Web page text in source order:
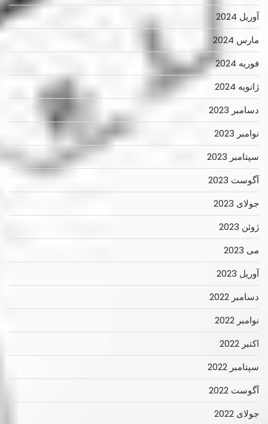
آوریل 2024
مارس 2024
فوریه 2024
ژانویه 2024
دسامبر 2023
نوامبر 2023
سپتامبر 2023
آگوست 2023
جولای 2023
ژوئن 2023
می 2023
آوریل 2023
دسامبر 2022
نوامبر 2022
اکتبر 2022
سپتامبر 2022
آگوست 2022
جولای 2022